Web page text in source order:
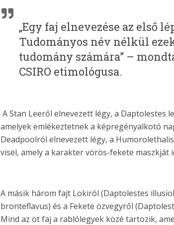
„Egy faj elnevezése az első
Tudományos név nélkül
tudomány számára” –
CSIRO etimológusa.
A Stan Leeről elnevezett légy, a Daptolestes
amelyek emlékeztetnek a képregényalkotó
Deadpoolról elnevezett légy, a
visel, amely a karakter vörös-fekete maszkját
A másik három fajt Lokiról (Daptolestes
bronteflavus) és a Fekete özvegyről
Mind az öt faj a rablólegyek közé tartozik,